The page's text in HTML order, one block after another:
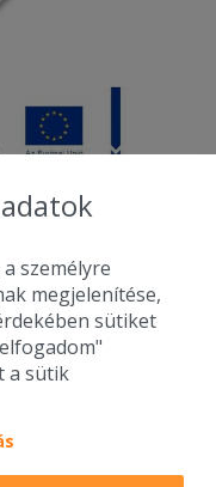
- Diston-line Kft.
egy helyen az összes
étterem ajánlata.
személyre
megjelenítése,
sütiket
a sütik